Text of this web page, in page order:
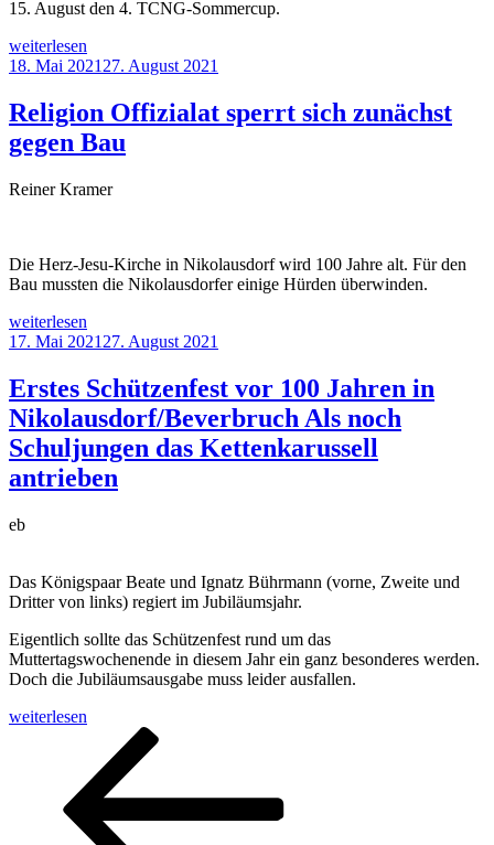
15. August den 4. TCNG-Sommercup.
„Sommer-
Saison
Wochenende
starten“
weiterlesen
Veröffentlicht
18. Mai 2021 27. August 2021
Religion Offizialat sperrt sich zunächst
gegen Bau
Reiner Kramer
Die Herz-Jesu-Kirche in Nikolausdorf wird 100 Jahre alt. Für den
Bau mussten die Nikolausdorfer einige Hürden überwinden.
„Religion
Offizialat
sich
zunächst
gegen
Bau“
weiterlesen
Veröffentlicht
17. Mai 2021 27. August 2021
Erstes Schützenfest vor 100 Jahren in
Nikolausdorf/Beverbruch Als noch
Schuljungen das Kettenkarussell
antrieben
eb
Das Königspaar Beate und Ignatz Bührmann (vorne, Zweite und
Dritter von links) regiert im Jubiläumsjahr.
Eigentlich sollte das Schützenfest rund um das
Muttertagswochenende in diesem Jahr ein ganz besonderes werden.
Doch die Jubiläumsausgabe muss leider ausfallen.
„Erstes
Nikolausdorf/Beverbruch
weiterlesen
Seitennummerierung
Beiträge